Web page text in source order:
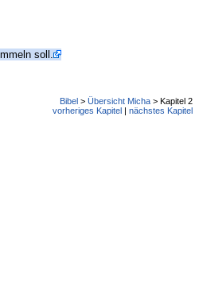
soll.
Bibel > Übersicht Micha > Kapitel 2
vorheriges Kapitel nächstes Kapitel